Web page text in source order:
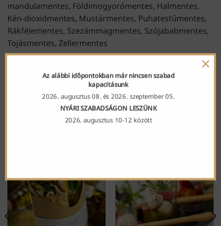
mandulamentes, Földimogyorómentes, Halmentes,
Kén-dioxidmentes, Mustármentes, Puhatestűmentes,
Rákfélementes, Szezámmagmentes, Szójababmentes,
Tojásmentes, Zellermentes
Az alábbi időpontokban már nincsen szabad
kapacitásunk
2026. augusztus 08. és 2026. szeptember 05.
NYÁRI SZABADSÁGON LESZÜNK
2026. augusztus 10-12 között
×